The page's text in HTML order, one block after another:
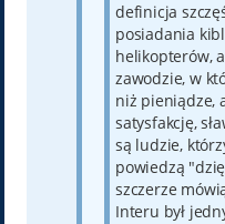
definicja
posiadania
helikopterów,
zawodzie, w
niż pieniądze,
satysfakcję,
są ludzie,
powiedzą
szczerze
Interu był